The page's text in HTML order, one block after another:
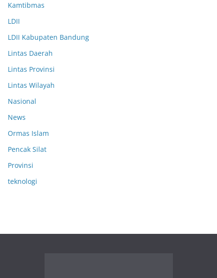
Kamtibmas
LDII
LDII Kabupaten Bandung
Lintas Daerah
Lintas Provinsi
Lintas Wilayah
Nasional
News
Ormas Islam
Pencak Silat
Provinsi
teknologi